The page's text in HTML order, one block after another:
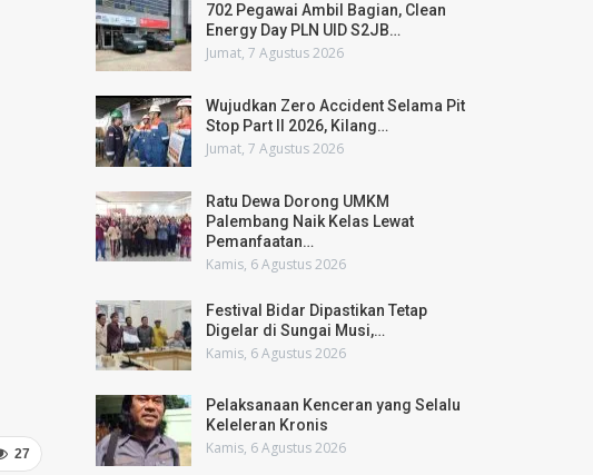
27
702 Pegawai Ambil Bagian, Clean
Energy Day PLN UID S2JB…
Jumat, 7 Agustus 2026
Wujudkan Zero Accident Selama Pit
Stop Part II 2026, Kilang…
Jumat, 7 Agustus 2026
Ratu Dewa Dorong UMKM
Palembang Naik Kelas Lewat
Pemanfaatan…
Kamis, 6 Agustus 2026
Festival Bidar Dipastikan Tetap
Digelar di Sungai Musi,…
Kamis, 6 Agustus 2026
Pelaksanaan Kenceran yang Selalu
Keleleran Kronis
Kamis, 6 Agustus 2026